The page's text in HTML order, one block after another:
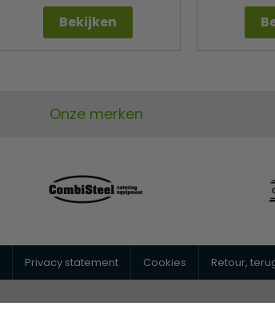
Bekijken
Onze merken
Privacy statement Cookies Retour,